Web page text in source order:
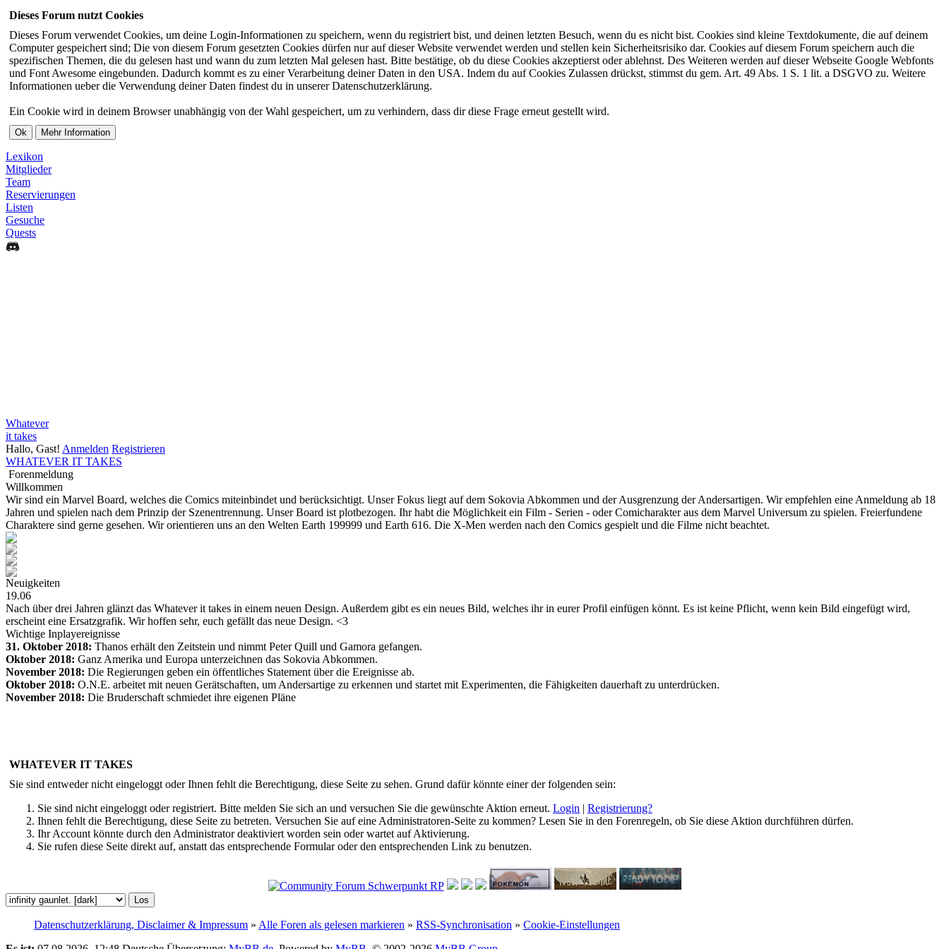
Dieses Forum nutzt Cookies
Dieses Forum verwendet Cookies, um deine Login-Informationen zu speichern, wenn du registriert bist, und deinen letzten Besuch, wenn du es nicht bist. Cookies sind kleine Textdokumente, die auf deinem
Computer gespeichert sind; Die von diesem Forum gesetzten Cookies dürfen nur auf dieser Website verwendet werden und stellen kein Sicherheitsrisiko dar. Cookies auf diesem Forum speichern auch die
spezifischen Themen, die du gelesen hast und wann du zum letzten Mal gelesen hast. Bitte bestätige, ob du diese Cookies akzeptierst oder ablehnst. Des Weiteren werden auf dieser Webseite Google Webfonts
und Font Awesome eingebunden. Dadurch kommt es zu einer Verarbeitung deiner Daten in den USA. Indem du auf Cookies Zulassen drückst, stimmst du gem. Art. 49 Abs. 1 S. 1 lit. a DSGVO zu. Weitere
Informationen ueber die Verwendung deiner Daten findest du in unserer Datenschutzerklärung.
Ein Cookie wird in deinem Browser unabhängig von der Wahl gespeichert, um zu verhindern, dass dir diese Frage erneut gestellt wird.
Lexikon
Mitglieder
Team
Reservierungen
Listen
Gesuche
Quests
Whatever
it takes
Hallo, Gast! Anmelden Registrieren
WHATEVER IT TAKES
Forenmeldung
Willkommen
Wir sind ein Marvel Board, welches die Comics miteinbindet und berücksichtigt. Unser Fokus liegt auf dem Sokovia Abkommen und der Ausgrenzung der Andersartigen. Wir empfehlen eine Anmeldung ab 18
Jahren und spielen nach dem Prinzip der Szenentrennung. Unser Board ist plotbezogen. Ihr habt die Möglichkeit ein Film - Serien - oder Comicharakter aus dem Marvel Universum zu spielen. Freierfundene
Charaktere sind gerne gesehen. Wir orientieren uns an den Welten Earth 199999 und Earth 616. Die X-Men werden nach den Comics gespielt und die Filme nicht beachtet.
Neuigkeiten
19.06
Nach über drei Jahren glänzt das Whatever it takes in einem neuen Design. Außerdem gibt es ein neues Bild, welches ihr in eurer Profil einfügen könnt. Es ist keine Pflicht, wenn kein Bild eingefügt wird,
erscheint eine Ersatzgrafik. Wir hoffen sehr, euch gefällt das neue Design. <3
Wichtige Inplayereignisse
31. Oktober 2018: Thanos erhält den Zeitstein und nimmt Peter Quill und Gamora gefangen.
Oktober 2018: Ganz Amerika und Europa unterzeichnen das Sokovia Abkommen.
November 2018: Die Regierungen geben ein öffentliches Statement über die Ereignisse ab.
Oktober 2018: O.N.E. arbeitet mit neuen Gerätschaften, um Andersartige zu erkennen und startet mit Experimenten, die Fähigkeiten dauerhaft zu unterdrücken.
November 2018: Die Bruderschaft schmiedet ihre eigenen Pläne
WHATEVER IT TAKES
Sie sind entweder nicht eingeloggt oder Ihnen fehlt die Berechtigung, diese Seite zu sehen. Grund dafür könnte einer der folgenden sein:
Sie sind nicht eingeloggt oder registriert. Bitte melden Sie sich an und versuchen Sie die gewünschte Aktion erneut. Login | Registrierung?
Ihnen fehlt die Berechtigung, diese Seite zu betreten. Versuchen Sie auf eine Administratoren-Seite zu kommen? Lesen Sie in den Forenregeln, ob Sie diese Aktion durchführen dürfen.
Ihr Account könnte durch den Administrator deaktiviert worden sein oder wartet auf Aktivierung.
Sie rufen diese Seite direkt auf, anstatt das entsprechende Formular oder den entsprechenden Link zu benutzen.
Datenschutzerklärung, Disclaimer & Impressum » Alle Foren als gelesen markieren » RSS-Synchronisation » Cookie-Einstellungen